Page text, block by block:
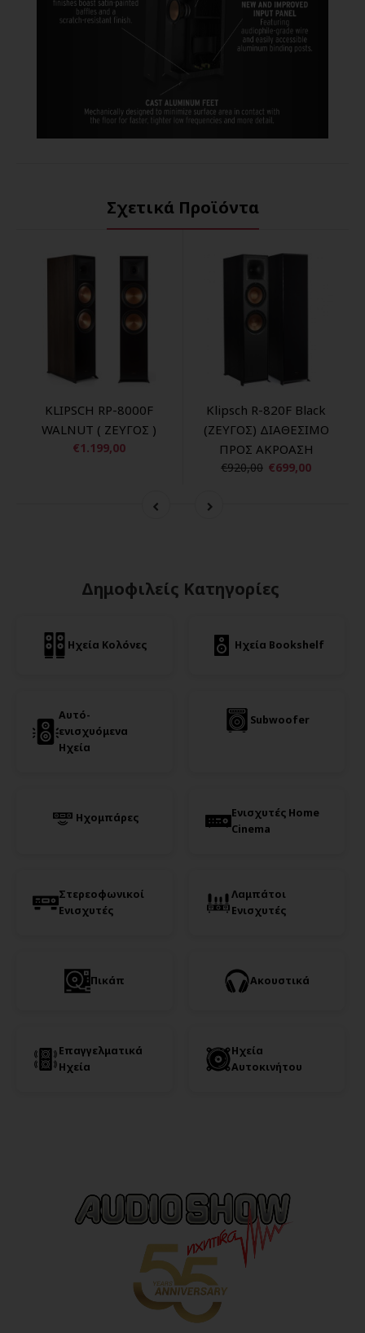
Σχετικά Προϊόντα
KLIPSCH RP-8000F
WALNUT ( ΖΕΥΓΟΣ )
€1.199,00
Klipsch R-820F Black
(ΖΕΥΓΟΣ) ΔΙΑΘΕΣΙΜΟ
ΠΡΟΣ ΑΚΡΟΑΣΗ
€920,00 €699,00
Δημοφιλείς Κατηγορίες
Ηχεία Κολόνες Ηχεία Bookshelf
Αυτό-
ενισχυόμενα
Ηχεία
Subwoofer
Ηχομπάρες
Ενισχυτές Home
Cinema
Στερεοφωνικοί
Ενισχυτές
Λαμπάτοι
Ενισχυτές
Πικάπ Ακουστικά
Επαγγελματικά
Ηχεία
Ηχεία
Αυτοκινήτου